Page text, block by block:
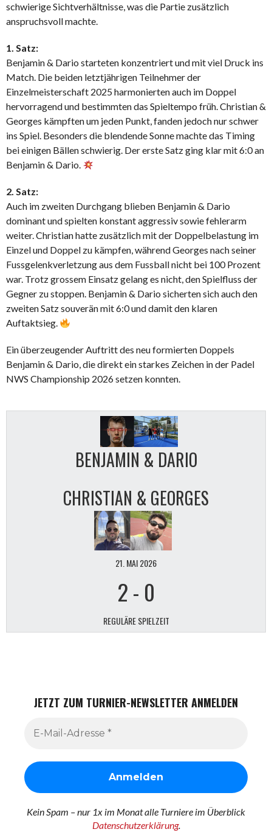
schwierige Sichtverhältnisse, was die Partie zusätzlich
anspruchsvoll machte.
1. Satz:
Benjamin & Dario starteten konzentriert und mit viel Druck ins
Match. Die beiden letztjährigen Teilnehmer der
Einzelmeisterschaft 2025 harmonierten auch im Doppel
hervorragend und bestimmten das Spieltempo früh. Christian &
Georges kämpften um jeden Punkt, fanden jedoch nur schwer
ins Spiel. Besonders die blendende Sonne machte das Timing
bei einigen Bällen schwierig. Der erste Satz ging klar mit 6:0 an
Benjamin & Dario.
2. Satz:
Auch im zweiten Durchgang blieben Benjamin & Dario
dominant und spielten konstant aggressiv sowie fehlerarm
weiter. Christian hatte zusätzlich mit der Doppelbelastung im
Einzel und Doppel zu kämpfen, während Georges nach seiner
Fussgelenkverletzung aus dem Fussball nicht bei 100 Prozent
war. Trotz grossem Einsatz gelang es nicht, den Spielfluss der
Gegner zu stoppen. Benjamin & Dario sicherten sich auch den
zweiten Satz souverän mit 6:0 und damit den klaren
Auftaktsieg.
Ein überzeugender Auftritt des neu formierten Doppels
Benjamin & Dario, die direkt ein starkes Zeichen in der Padel
NWS Championship 2026 setzen konnten.
BENJAMIN & DARIO
CHRISTIAN & GEORGES
21. MAI 2026
2- 0
REGULÄRE SPIELZEIT
JETZT ZUM TURNIER-NEWSLETTER ANMELDEN
Kein Spam – nur 1x im Monat alle Turniere im Überblick
Datenschutzerklärung.